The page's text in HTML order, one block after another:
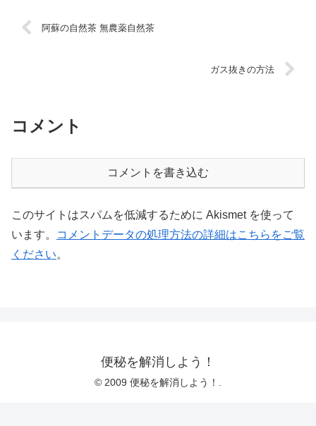
阿蘇の自然茶 無農薬自然茶
ガス抜きの方法
コメント
コメントを書き込む
このサイトはスパムを低減するために Akismet を使って
います。
コメントデータの処理方法の詳細はこちらをご覧
ください。
便秘を解消しよう！
© 2009 便秘を解消しよう！.